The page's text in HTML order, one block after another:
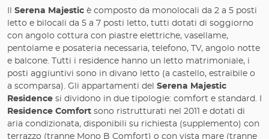
Serena Majestic è composto da monolocali da 2 a 5 posti
letto e bilocali da 5 a 7 posti letto, tutti dotati di soggiorno
con angolo cottura con piastre elettriche, vasellame,
pentolame e posateria necessaria, telefono, TV, angolo notte
e balcone. Tutti i residence hanno un letto matrimoniale, i
posti aggiuntivi sono in divano letto (a castello, estraibile o
a scomparsa). Gli appartamenti del Serena Majestic
Residence si dividono in due tipologie: comfort e standard. I
Residence Comfort sono ristrutturati nel 2011 e dotati di
aria condizionata, disponibili su richiesta (supplemento) con
terrazzo (tranne Mono B Comfort) o con vista mare (tranne